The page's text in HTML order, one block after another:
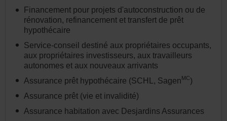
Financement pour projets d'autoconstruction ou de
rénovation, refinancement et transfert de prêt
hypothécaire
Service-conseil destiné aux propriétaires occupants,
aux propriétaires investisseurs, aux travailleurs
autonomes et aux nouveaux arrivants
Assurance prêt hypothécaire (SCHL, SagenMC)
Assurance prêt (vie et invalidité)
Assurance habitation avec Desjardins Assurances
et
la
langue
dans
l'en-
tête
ou
dans